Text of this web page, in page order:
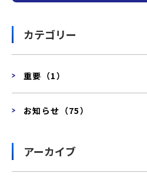
カテゴリー
重要（1）
お知らせ（75）
アーカイブ